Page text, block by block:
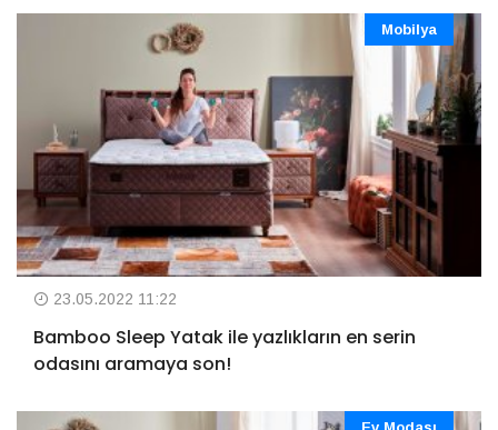
Mobilya
23.05.2022 11:22
Bamboo Sleep Yatak ile yazlıkların en serin
odasını aramaya son!
Ev Modası